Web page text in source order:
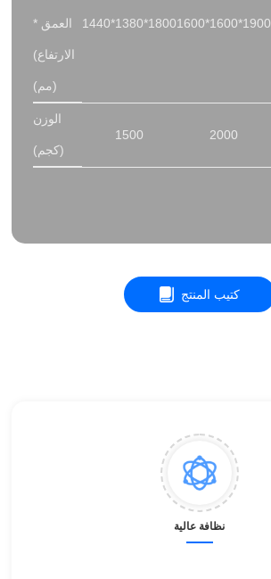
العمق *
الارتفاع)
(مم)
1440*1380*18001600*1600*1900
الوزن
(كجم)
1500 2000
كتيب المنتج
نظافة عالية